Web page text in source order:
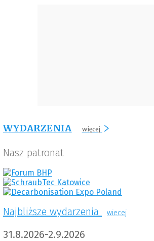
WYDARZENIA więcej
Nasz patronat
Najbliższe wydarzenia wiecej
31.8.2026-2.9.2026